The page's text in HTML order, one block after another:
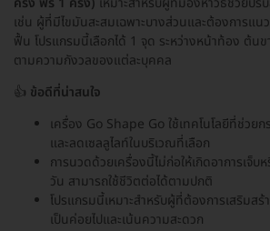
เช่น ผู้ที่มีไขมันสะสมเฉพาะบางส่วนและต้องการแน
ฟื้น โปรแกรมนี้เลือกได้ 1 จุด ระหว่างหน้าท้อง ต้น
ตามความกังวลของแต่ละบุคคล
👍 ข้อดีที่น่าสนใจ
เครื่อง Go Shape Go ใช้เทคโนโลยีที่ช่วย
และลดเซลลูไลท์ในบริเวณที่เลือก
การนวดด้วยเครื่องนี้ไม่ก่อให้เกิดอาการเจ็บ
วัน สามารถใช้ชีวิตต่อได้ตามปกติ
โปรแกรมนี้เหมาะสำหรับผู้ที่ต้องการเสริมส
เป็นค่อยไปและเน้นความสะดวก